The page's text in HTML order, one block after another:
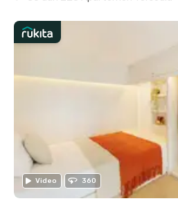
Video 360